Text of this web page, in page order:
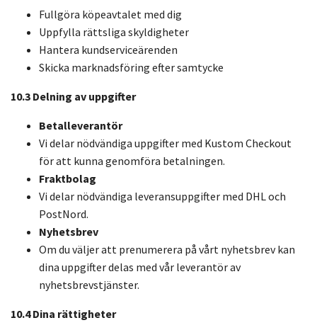
Fullgöra köpeavtalet med dig
Uppfylla rättsliga skyldigheter
Hantera kundserviceärenden
Skicka marknadsföring efter samtycke
10.3 Delning av uppgifter
Betalleverantör
Vi delar nödvändiga uppgifter med Kustom Checkout
för att kunna genomföra betalningen.
Fraktbolag
Vi delar nödvändiga leveransuppgifter med DHL och
PostNord.
Nyhetsbrev
Om du väljer att prenumerera på vårt nyhetsbrev kan
dina uppgifter delas med vår leverantör av
nyhetsbrevstjänster.
10.4 Dina rättigheter